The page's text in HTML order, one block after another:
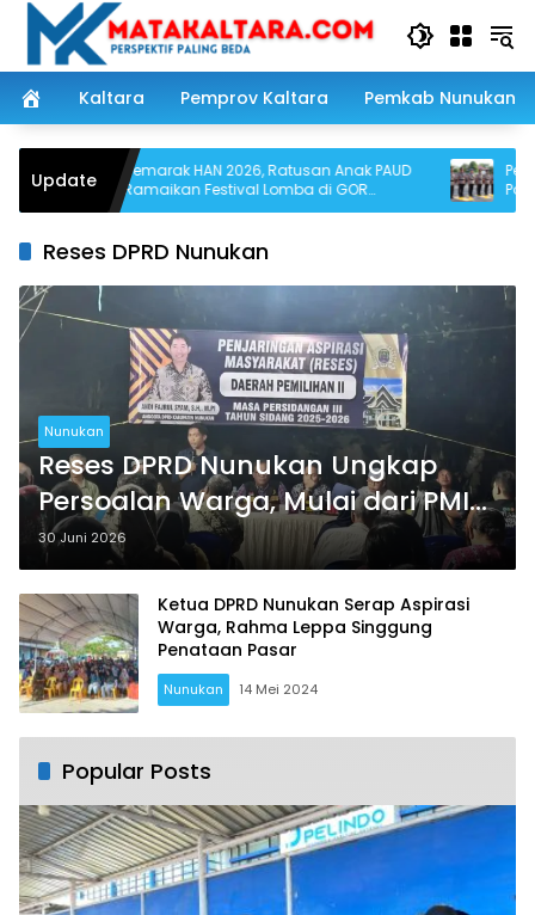
Langsung
konten
Kaltara
Pemprov Kaltara Pemkab Nunukan
UpdateSemarak HAN 2026, Ratusan Anak PAUD
Ramaikan Festival Lomba di GOR
Nunukan
Polres
Reses DPRD Nunukan
Nunukan
Reses DPRD Nunukan Ungkap
Persoalan Warga, Mulai dari PMI
Ilegal dan Krisis Air Bersih hingga
Kebutuhan Pokok
30 Juni 2026
Ketua DPRD Nunukan Serap Aspirasi
Warga, Rahma Leppa Singgung
Penataan Pasar
Nunukan 14 Mei 2024
Popular Posts